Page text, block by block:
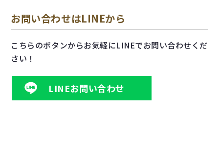
お問い合わせはLINEから
こちらのボタンからお気軽にLINEでお問い合わせくだ
さい！
LINEお問い合わせ